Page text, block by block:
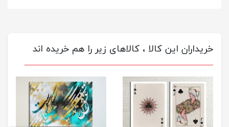
خریداران این کالا ، کالاهای زیر را هم خریده اند